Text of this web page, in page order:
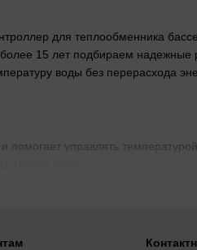
для теплообменника
15 лет подбираем
воды без перерасхода
помогает управлять